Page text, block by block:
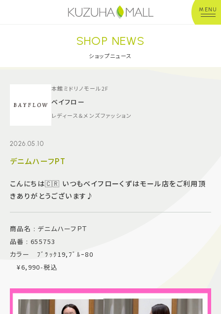
MENU
年中無休平 日：10:00~20:00
※店舗により異なる
ショップガイド
グルメ＆フード
よくあるご質問
スタッフ募集
サイトマップ
プライバシーポリシー
SHOP NEWS
ショップニュース
本館ミドリノモール2F
ベイフロー
レディース＆メンズファッション
2026.05.10
デニムハーフPT
こんにちは🇨🇷 いつもベイフローくずはモール店をご利用頂
きありがとうございます♪
商品名 : デニムハーフＰＴ
品番 : 655753
カラー ﾌﾞﾗｯｸ19,ﾌﾞﾙｰ80
¥6,990-税込